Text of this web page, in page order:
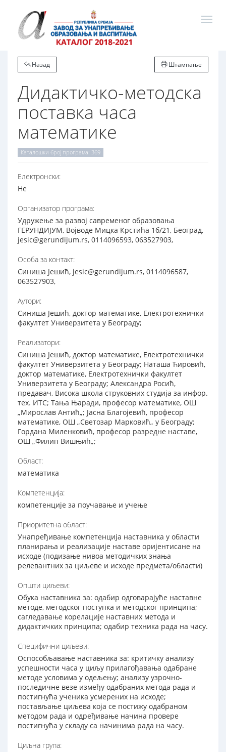
Назад Штампање
Дидактичко-методска
поставка часа
математике
Каталошки број програма: 369
Електронски:
Не
Организатор програма:
Удружење за развој савременог образовања
ГЕРУНДИЈУМ, Војводе Мицка Крстића 1б/21, Београд,
jesic@gerundijum.rs, 0114096593, 063527903,
Особа за контакт:
Синиша Јешић, jesic@gerundijum.rs, 0114096587,
063527903,
Аутори:
Синиша Јешић, доктор математике, Електротехнички
факултет Универзитета у Београду;
Реализатори:
Синиша Јешић, доктор математике, Електротехнички
факултет Универзитета у Београду; Наташа Ћировић,
доктор математике, Електротехнички факултет
Универзитета у Београду; Александра Росић,
предавач, Висока школа струковних студија за инфор.
тех. ИТС; Тања Њаради, професор математике, ОШ
„Мирослав Антић„; Јасна Благојевић, професор
математике, ОШ „Светозар Марковић„ у Београду;
Гордана Миленковић, професор разредне наставе,
ОШ „Филип Вишњић„;
Област:
математика
Компетенција:
компетенције за поучавање и учење
Приоритетна област:
Унапређивање компетенција наставника у области
планирања и реализације наставе оријентисане на
исходе (подизање нивоа методичких знања
релевантних за циљеве и исходе предмета/области)
Општи циљеви:
Обука наставника за: одабир одговарајуће наставне
методе, методског поступка и методског принципа;
сагледавање корелације наставних метода и
дидактичких принципа; одабир техника рада на часу.
Специфични циљеви:
Оспособљавање наставника за: критичку анализу
успешности часа у циљу прилагођавања одабране
методе условима у одељењу; aнализу узрочно-
последичне везе између одабраних метода рада и
постигнућа ученика усмерених на исходе;
постављање циљева која се постижу одабраном
методом рада и одређивање начина провере
постигнућа у складу са начинима рада на часу.
Циљна група: